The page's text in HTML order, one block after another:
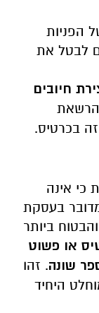
הפניות
לבטל את
חיובים
בכרטיס.
כי אינה
בעסקת
ביותר
או פשוט
שונה. זהו
היחיד